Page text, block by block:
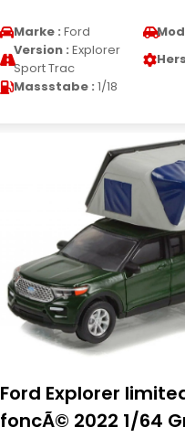
Marke : Ford
Version : Explorer
Sport Trac
Massstabe : 1/18
Ford Explorer
foncÃ© 2022 1/64